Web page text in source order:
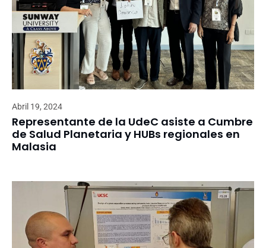
Abril 19, 2024
Representante de la UdeC asiste a Cumbre
de Salud Planetaria y HUBs regionales en
Malasia